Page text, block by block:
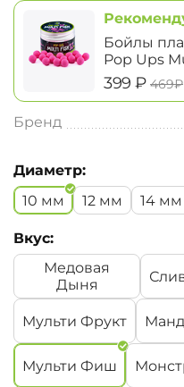
Бойлы
Pop Ups
12мм
‍399‍ ₽ ‍469‍₽
Бренд
Диаметр:
10 мм
12 мм 14 мм
Вкус:
Медовая
Дыня
Мульти Фрукт
Мульти Фиш